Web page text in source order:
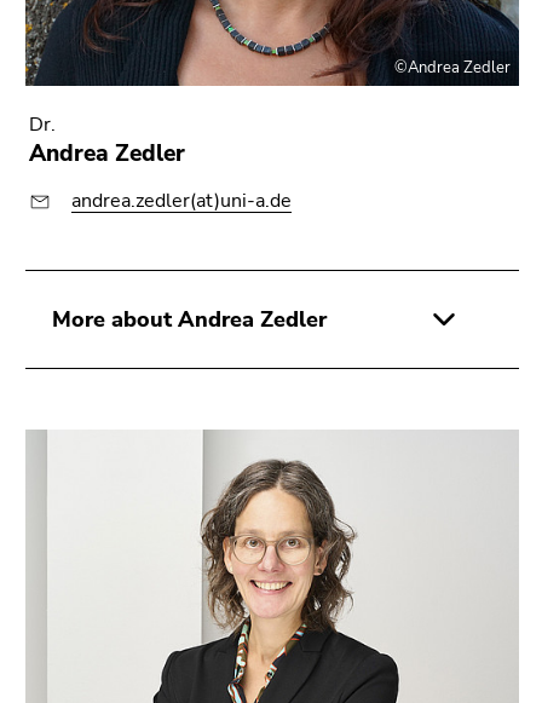
©Andrea Zedler
Dr.
Andrea Zedler
andrea.zedler(at)uni-a.de
More about Andrea Zedler